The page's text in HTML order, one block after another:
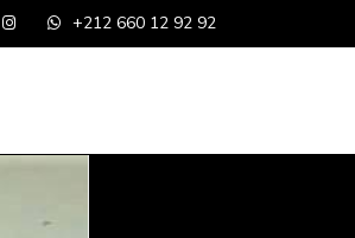
+212 660 12 92 92